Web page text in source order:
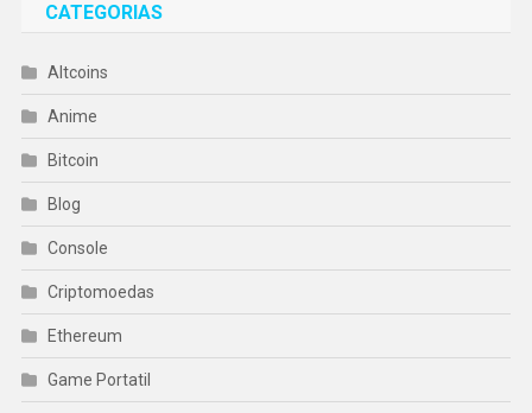
CATEGORIAS
Altcoins
Anime
Bitcoin
Blog
Console
Criptomoedas
Ethereum
Game Portatil